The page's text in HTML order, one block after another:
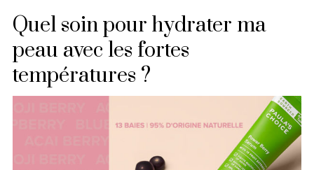
Quel soin pour hydrater ma
peau avec les fortes
températures ?